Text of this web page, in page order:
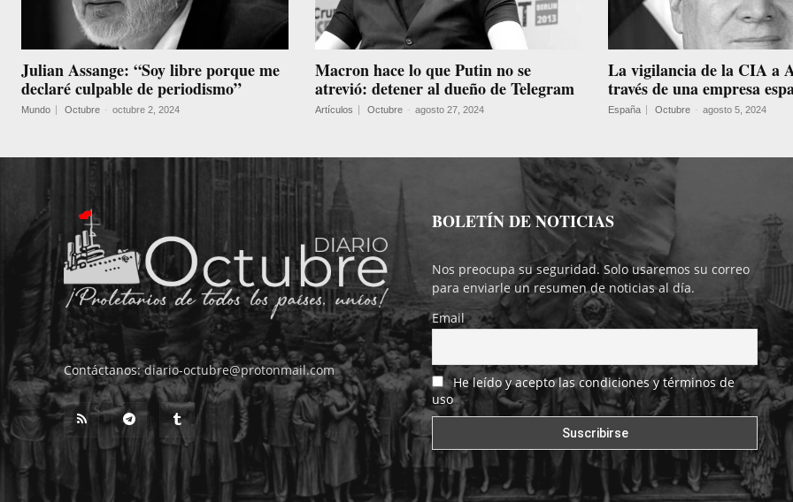
Julian Assange: “Soy libre porque me
declaré culpable de periodismo”
Mundo Octubre - octubre 2, 2024
Macron hace lo que Putin no se
atrevió: detener al dueño de Telegram
Artículos Octubre - agosto 27, 2024
La vigilancia de la CIA a
través de una empresa
España Octubre - agosto 5, 2024
Contáctanos:diario-octubre@protonmail.com
BOLETÍN DE NOTICIAS
Nos preocupa su seguridad. Solo usaremos su correo
para enviarle un resumen de noticias al día.
Email
He leído y acepto las condiciones y términos de
uso